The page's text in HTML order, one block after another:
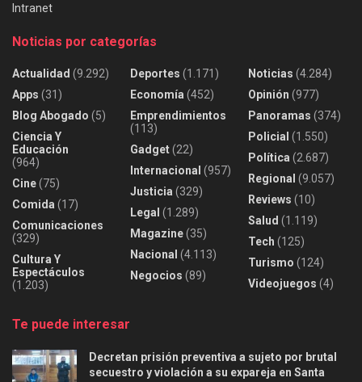
Intranet
Noticias por categorías
Actualidad (9.292)
Apps (31)
Blog Abogado (5)
Ciencia Y
Educación
(964)
Cine(75)
Comida (17)
Comunicaciones
(329)
Cultura Y
Espectáculos
(1.203)
Deportes (1.171)
Economía (452)
Emprendimientos
(113)
Gadget(22)
Internacional (957)
Justicia (329)
Legal (1.289)
Magazine(35)
Nacional (4.113)
Negocios (89)
Noticias (4.284)
Opinión (977)
Panoramas (374)
Policial (1.550)
Política (2.687)
Regional (9.057)
Reviews (10)
Salud (1.119)
Tech (125)
Turismo (124)
Videojuegos (4)
Te puede interesar
Decretan prisión preventiva a sujeto por brutal
secuestro y violación a su expareja en Santa